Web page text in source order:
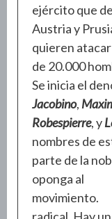
ejército que
Austria y
quieren
de 20.000
Se inicia el
Jacobino,
Robespierre, y
nombres de
parte de la
oponga al
movimiento.